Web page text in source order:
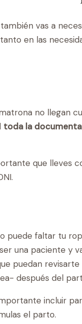
vas a
en las
no llegan
toda la
que lleves
puede faltar tu
ser una paciente y
puedan
después del
incluir
el parto.